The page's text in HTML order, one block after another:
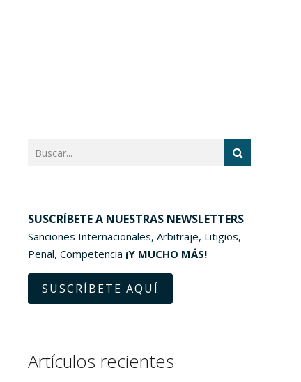
SUSCRÍBETE A NUESTRAS NEWSLETTERS
Sanciones Internacionales, Arbitraje, Litigios,
Penal, Competencia ¡Y MUCHO MÁS!
SUSCRÍBETE AQUÍ
Artículos recientes